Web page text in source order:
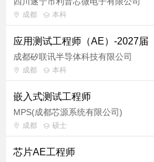
成都 本科
应用测试工程师（AE）-2027届
成都矽联讯半导体科技有限公司
成都 本科
嵌入式测试工程师
MPS(成都芯源系统有限公司)
成都 硕士
芯片AE工程师